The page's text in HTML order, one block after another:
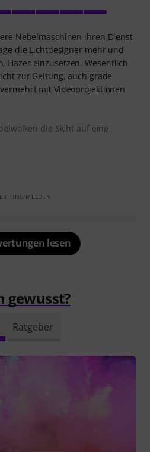
Nebelmaschinen ihren Dienst
die Lichtdesigner mehr und
Hazer einzusetzen. Wesentlich
zur Geltung, auch grade
mit Videoprojektionen
die Sicht auf eine
MELDEN
lesen
gewusst?
Ratgeber